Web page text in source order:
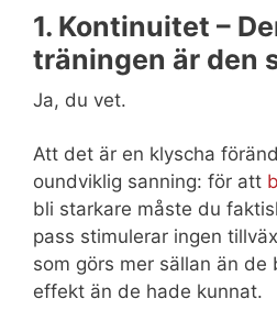
1. Kontinuitet –
träningen är den
Ja, du vet.
Att det är en klyscha
oundviklig sanning: för att
bli starkare måste du
pass stimulerar ingen
som görs mer sällan än de
effekt än de hade kunnat.